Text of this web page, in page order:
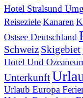
Hotel Stralsund
ReisezieleKanaren
Ostsee Deutschland
Schweiz Skigebiet
Hotel Und
Unterkunft
Urlaub Europa